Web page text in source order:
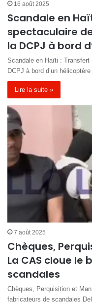
16 août 2025
Scandale en
spectaculaire
la DCPJ à bord
Scandale en Haïti :
DCPJ à bord d’un
Lire la suite »
7 août 2025
Chèques,
La CAS cloue
scandales
Chèques, Perquisition et
fabricateurs de scandales